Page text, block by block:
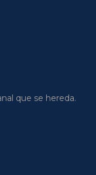
que se hereda.